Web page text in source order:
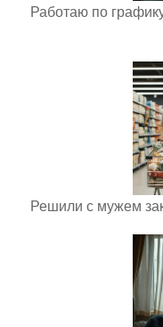
Работаю по
Решили с мужем